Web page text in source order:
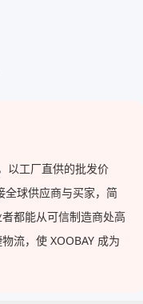
以工厂直供的批发价
球供应商与买家，简
都能从可信制造商处高
流，使 XOOBAY 成为